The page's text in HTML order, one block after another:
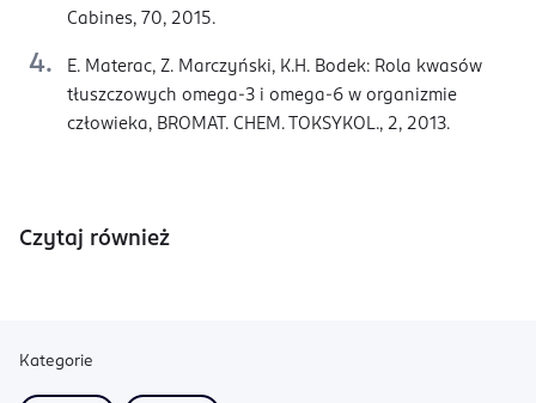
Cabines, 70, 2015.
E. Materac, Z. Marczyński, K.H. Bodek: Rola kwasów
tłuszczowych omega-3 i omega-6 w organizmie
człowieka, BROMAT. CHEM. TOKSYKOL., 2, 2013.
Czytaj również
Kategorie